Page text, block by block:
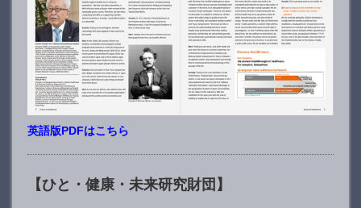
英語版PDFはこちら
【ひと・健康・未来研究財団】